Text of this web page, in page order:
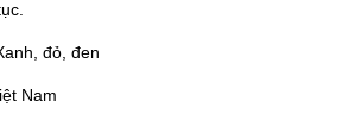
đỏ, đen
Nam